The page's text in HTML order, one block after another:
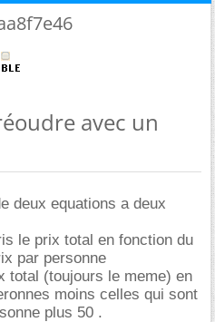
avec un
deux equations a deux
le prix total en fonction du
par personne
total (toujours le meme) en
moins celles qui sont
plus 50 .